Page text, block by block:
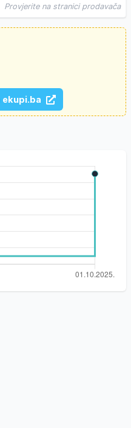
Provjerite na stranici prodavača
ekupi.ba